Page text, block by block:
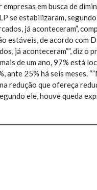
em busca de
se estabilizaram,
já aconteceram”,
estáveis, de acordo com
já aconteceram””, diz o
de um ano, 97% está
ante 25% há seis meses.
redução que ofereça
ele, houve queda